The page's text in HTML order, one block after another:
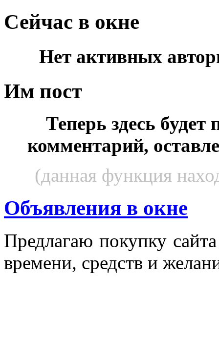
Сейчас в окне
Нет активных
Им пост
Теперь здесь будет
комментарий,
(данная функция
Объявления в окне
Пред­ла­гаю по­куп­ку
вре­мени, средств и